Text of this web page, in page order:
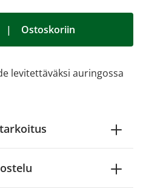
| Ostoskoriin
levitettäväksi auringossa